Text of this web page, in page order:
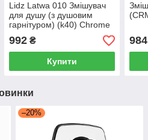
Lidz Latwa 010 Змішувач
для душу (з душовим
гарнітуром) (k40) Chrome
992₴
Купити
984
–20%